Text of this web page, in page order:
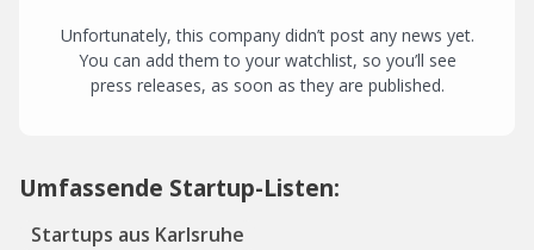
Unfortunately, this company didn’t post any news yet.
You can add them to your watchlist, so you’ll see
press releases, as soon as they are published.
Umfassende Startup-Listen:
Startups aus Karlsruhe